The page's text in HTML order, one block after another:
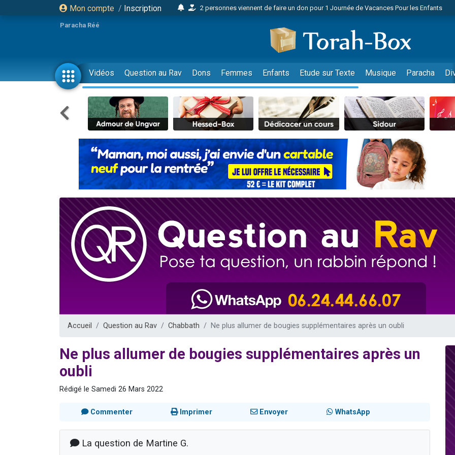
Mon compte / Inscription
2 personnes viennent de faire un don pour 1 Journée de Vacances Pour les Enfants
4 personnes viennent de nous rejoindre sur WhatsApp
Il reste 49 places pour étudier en groupe sur Zoom
23 personnes viennent de faire un don pour Diane, 80 ans, dans un appartement
Eva vient de donner son Maasser
4 personnes viennent de nous rejoindre sur WhatsApp
3 personnes viennent de nous rejoindre sur WhatsApp
3 personnes viennent de faire un don pour 5 jours de vacances aux Orphelins
Odaya vient de donner son Maasser
2 personnes viennent de nous rejoindre sur WhatsApp
13 personnes viennent de demander une bénédiction
12 nouvelles musiques dans Torah-Box Music
30 personnes viennent de faire un don pour Sauvez la jambe de Yohan
Il reste 49 places pour étudier en groupe sur Zoom
3 personnes viennent de nous rejoindre sur WhatsApp
3 personnes viennent de nous rejoindre sur WhatsApp
2 nouvelles musiques dans Torah-Box Music
4 personnes viennent de faire un don pour Reloger Rivka, 6 enfants, victime de
Paracha Réé
Vidéos Question au Rav Dons Femmes Enfants Etude sur Texte Musique Paracha
Accueil Question au Rav Chabbath Ne plus allumer de bougies supplémentaires après un oubli
Ne plus allumer de bougies supplémentaires après un
oubli
Rédigé le Samedi 26 Mars 2022
Commenter Imprimer Envoyer WhatsApp
La question de Martine G.